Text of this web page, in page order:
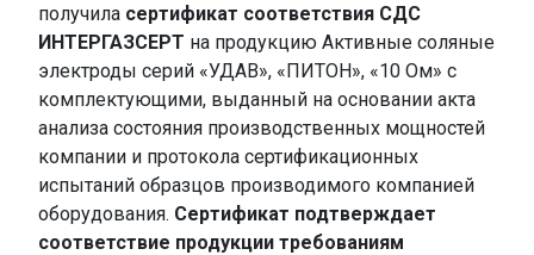
получила сертификат соответствия СДС
ИНТЕРГАЗСЕРТ на продукцию Активные соляные
электроды серий «УДАВ», «ПИТОН», «10 Ом» с
комплектующими, выданный на основании акта
анализа состояния производственных мощностей
компании и протокола сертификационных
испытаний образцов производимого компанией
оборудования. Сертификат подтверждает
соответствие продукции требованиям